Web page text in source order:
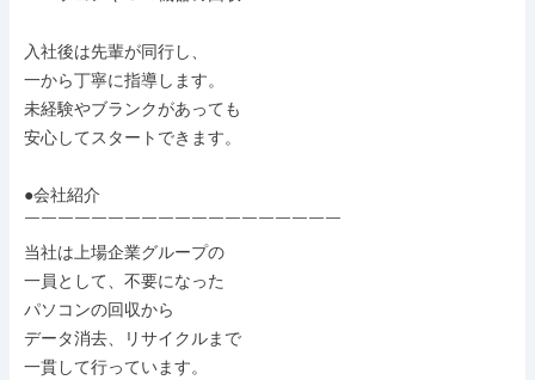
入社後は先輩が同行し、
一から丁寧に指導します。
未経験やブランクがあっても
安心してスタートできます。
●会社紹介
￣￣￣￣￣￣￣￣￣￣￣￣￣￣￣￣￣￣￣
当社は上場企業グループの
一員として、不要になった
パソコンの回収から
データ消去、リサイクルまで
一貫して行っています。